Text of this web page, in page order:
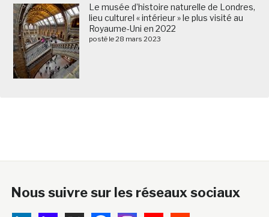
Le musée d’histoire naturelle de Londres,
lieu culturel « intérieur » le plus visité au
Royaume-Uni en 2022
posté le 28 mars 2023
Nous suivre sur les réseaux sociaux